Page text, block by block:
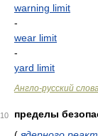
warning limit
-
wear limit
-
yard limit
Англо-русский
10
пределы